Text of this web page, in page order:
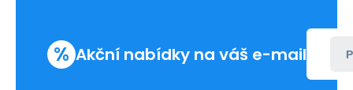
% Akční nabídky na váš e-mail